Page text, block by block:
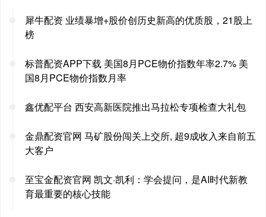
犀牛配资 业绩暴增+股价创历史新高的优质股，21股上
榜
标普配资APP下载 美国8月PCE物价指数年率2.7% 美
国8月PCE物价指数月率
鑫优配平台 西安高新医院推出马拉松专项检查大礼包
金鼎配资官网 马矿股份闯关上交所, 超9成收入来自前五
大客户
至宝金配资官网 凯文·凯利：学会提问，是AI时代新教
育最重要的核心技能